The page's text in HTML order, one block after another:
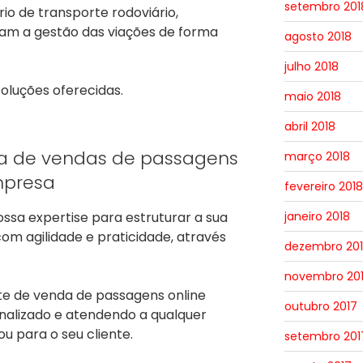
de transporte rodoviário,
a gestão das viações de forma
oferecidas.
de vendas de passagens
expertise para estruturar a sua
agilidade e praticidade, através
de venda de passagens online
e atendendo a qualquer
para o seu cliente.
setembro
agosto 2018
julho 2018
maio 2018
abril 2018
março 2018
fevereiro 2018
janeiro 2018
dezembro
novembro
outubro 2017
setembro